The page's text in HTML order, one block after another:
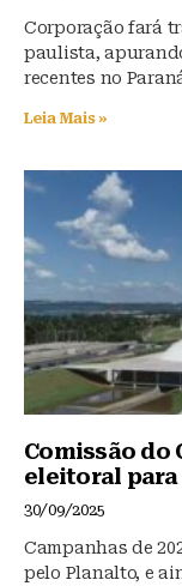
Corporação fará
paulista,
recentes no
Leia Mais »
Comissão do
eleitoral para
30/09/2025
Campanhas de
pelo Planalto, e